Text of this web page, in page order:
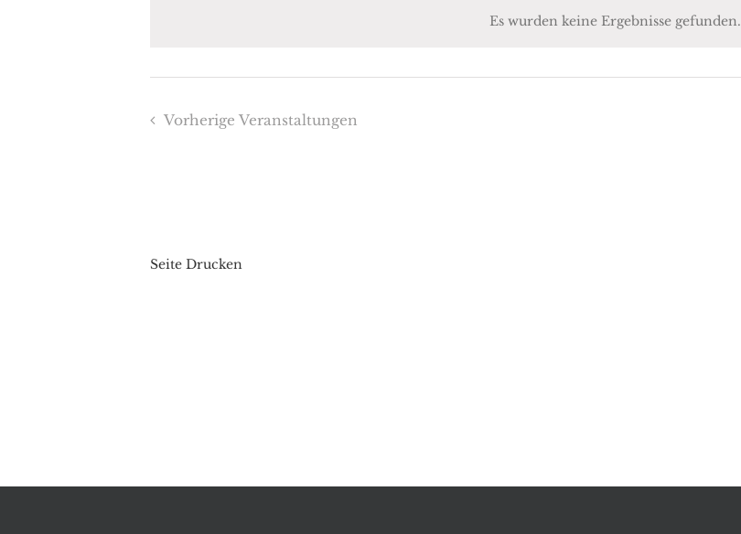
Es wurden keine Ergebnisse gefunden.
VorherigeVeranstaltungen
Seite Drucken